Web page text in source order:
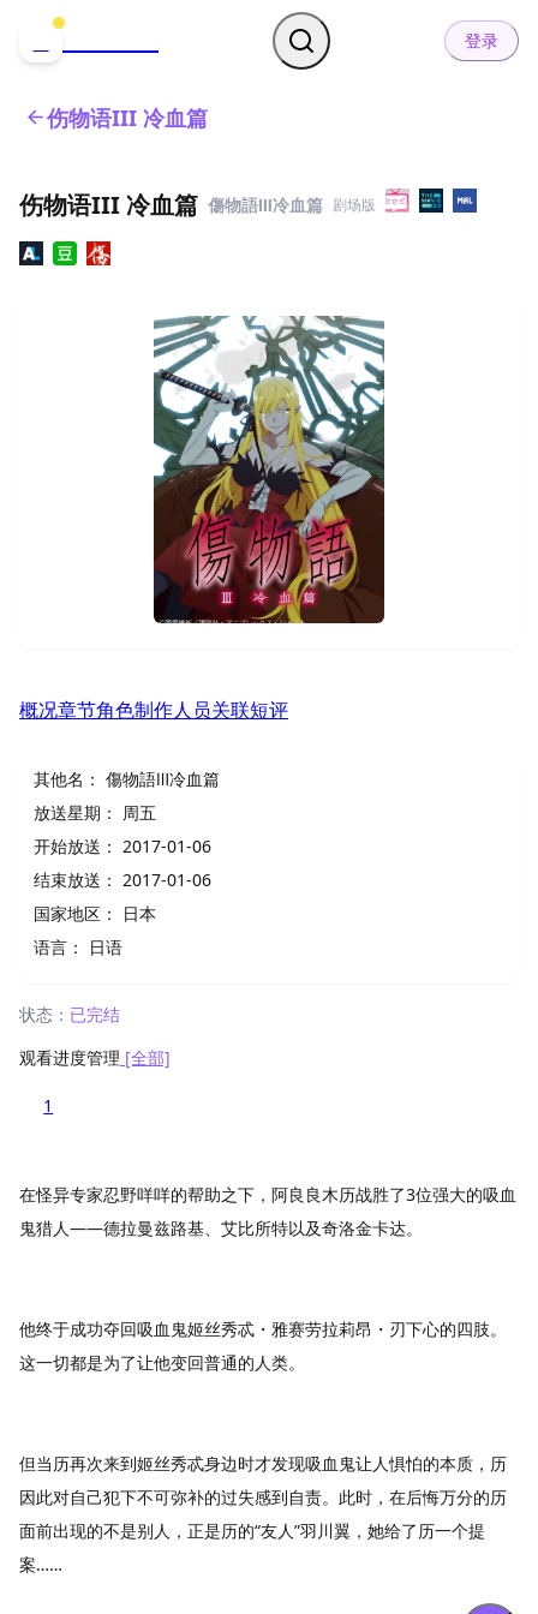
登录
伤物语III 冷血篇
伤物语III 冷血篇 傷物語Ⅲ冷血篇 剧场版
概况章节角色制作人员关联短评
其他名： 傷物語Ⅲ冷血篇
放送星期：
周五
开始放送： 2017-01-06
结束放送： 2017-01-06
国家地区：
日本
语言：
日语
状态： 已完结
观看进度管理 [全部]
1
在怪异专家忍野咩咩的帮助之下，阿良良木历战胜了3位强大的吸血
鬼猎人——德拉曼兹路基、艾比所特以及奇洛金卡达。
他终于成功夺回吸血鬼姬丝秀忒・雅赛劳拉莉昂・刃下心的四肢。
这一切都是为了让他变回普通的人类。
但当历再次来到姬丝秀忒身边时才发现吸血鬼让人惧怕的本质，历
因此对自己犯下不可弥补的过失感到自责。此时，在后悔万分的历
面前出现的不是别人，正是历的“友人”羽川翼，她给了历一个提
案……